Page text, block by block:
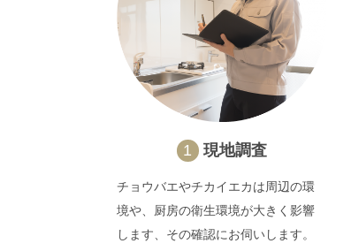
1 現地調査
チョウバエやチカイエカは周辺の環
境や、厨房の衛生環境が大きく影響
します、その確認にお伺いします。